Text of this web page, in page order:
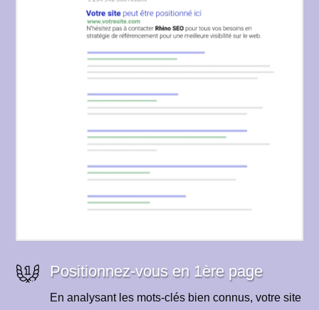
Positionnez-vous en 1ère page
En analysant les mots-clés bien connus, votre site